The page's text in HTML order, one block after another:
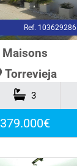
Ref. 103629286
Maisons
Torrevieja
3
379.000€